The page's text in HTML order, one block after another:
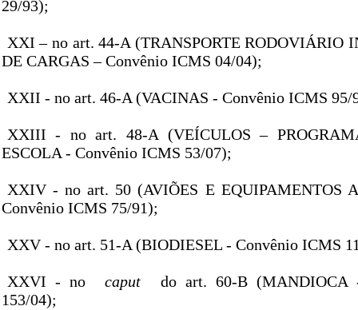
29/93);
XXI – no art. 44-A (TRANSPORTE RODOVIÁRIO
DE CARGAS – Convênio ICMS 04/04);
XXII - no art. 46-A (VACINAS - Convênio ICMS 95/
XXIII - no art. 48-A (VEÍCULOS –
ESCOLA - Convênio ICMS 53/07);
XXIV - no art. 50 (AVIÕES E EQUIPAMENTOS
Convênio ICMS 75/91);
XXV - no art. 51-A (BIODIESEL - Convênio ICMS
XXVI - no caput
do art. 60-B (MANDIOCA
153/04);